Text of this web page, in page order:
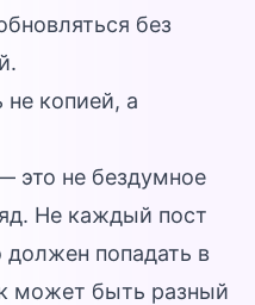
без
копией, а
это не бездумное
Не каждый пост
должен попадать в
может быть разный